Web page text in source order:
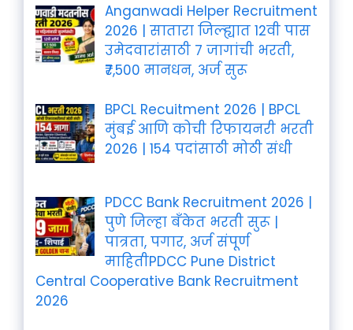
Anganwadi Helper Recruitment
2026 | सातारा जिल्ह्यात 12वी पास
उमेदवारांसाठी 7 जागांची भरती,
₹7,500 मानधन, अर्ज सुरू
BPCL Recuitment 2026 | BPCL
मुंबई आणि कोची रिफायनरी भरती
2026 | 154 पदांसाठी मोठी संधी
PDCC Bank Recruitment 2026 |
पुणे जिल्हा बँकेत भरती सुरू |
पात्रता, पगार, अर्ज संपूर्ण
माहितीPDCC Pune District
Central Cooperative Bank Recruitment
2026